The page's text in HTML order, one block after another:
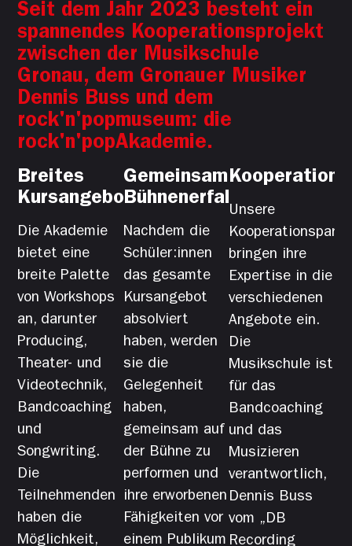
Seit dem Jahr 2023 besteht ein
spannendes Kooperationsprojekt
zwischen der Musikschule
Gronau, dem Gronauer Musiker
Dennis Buss und dem
rock'n'popmuseum: die
rock'n'popAkademie.
Breites
Kursangebot
Die Akademie
bietet eine
breite Palette
von Workshops
an, darunter
Producing,
Theater- und
Videotechnik,
Bandcoaching
und
Songwriting.
Die
Teilnehmenden
haben die
Möglichkeit,
Gemeinsame
Bühnenerfahrung
Nachdem die
Schüler:innen
das gesamte
Kursangebot
absolviert
haben, werden
sie die
Gelegenheit
haben,
gemeinsam auf
der Bühne zu
performen und
ihre erworbenen
Fähigkeiten vor
einem Publikum
Unsere
bringen ihre
Expertise in die
verschiedenen
Angebote ein.
Die
Musikschule ist
für das
Bandcoaching
und das
Musizieren
verantwortlich,
Dennis Buss
vom „DB
Recording